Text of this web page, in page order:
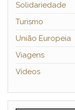
Solidariedade
Turismo
União Europeia
Viagens
Vídeos